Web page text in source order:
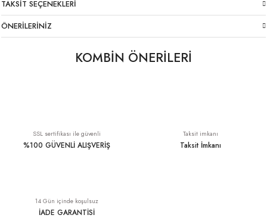
TAKSIT SEÇENEKLERI
ÖNERILERINIZ
KOMBİN ÖNERİLERİ
2.299,00 TL
SSL sertifikası ile güvenli
%100 GÜVENLİ ALIŞVERİŞ
Taksit imkanı
Taksit İmkanı
14 Gün içinde koşulsuz
İADE GARANTİSİ